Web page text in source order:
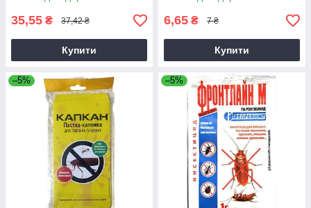
35,55 ₴ 37,42 ₴
Купити
6,65 ₴ 7 ₴
Купити
–5% –5%